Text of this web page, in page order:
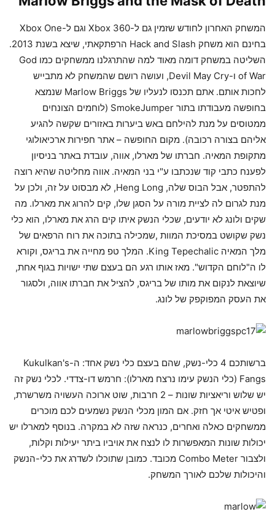
המשחק האחרון לחודש שזמין גם ל-Xbox 360 וגם ל-Xbox One
בחינם הוא משחק Hack and Slash הרפתקאתי, שיצא בשנת 2013.
השליטה במשחק דומה מאוד למה שהתרגלנו ממשחקים כמו God
of War ו-Devil May Cry, ועושה רושם שהמשחק לא מתבייש
לחכות אותם. אתם תכנסו לנעליו של Marlow Briggs שנמצא
בחופשה מעבודתו בתור SmokeJumper (לוחמים הצונחים
ממטוסים על מנת להילחם באש ביערות באזורים שקשה להגיע
אליהם בצורה רכובה). מקום החופשה – אתר חפירות ארכיאולוגי
מתקופת המאיה. חברתו של מארלו, אווה, עובדת באתר בניסיון
לפענח כתבי קוד שנכתבו ע"י בני המאיה. אווה מחליטה שהיא רוצה
להתפטר, אבל הבוס שלה, Heng Long, לא מבסוט על זה, ולכן על
מנת לגרום לה לציית מורה על הסגן שלו, קים להרוג את מארלו. מה
שקים ולונג לא יודעים, שכלי הנשק איתו קים הרג את מארלו, הוא כלי
נשק שקושט במסיכת המוות ,שמכילה בתוכה את רוח הרפאים של
מלך המאיה King Tepechalic. המלך טפ מחייה את בריגס, וקורא
לו ה"לוחם הקדוש". מאז אותו רגע הם בעצם שתי ישויות בגוף אחת,
שיוצאת לנקום את מותו של בריגס, להציל את חברתו אווה, ולסגור
את העסק המפוקפק של לונג.
ברשותכם 4 כלי-נשק, שהם בעצם כלי נשק אחד: ה-Kukulkan's
Fangs (כלי הנשק עימו נרצח מארלו): חרמש דו-צדדי. לכלי נשק זה
יש שלוש וריאציות שונות – 2 חרבות, שוט ארוכה העשויה משרשרת,
ופטיש איטי אך חזק. אם המון מכלי הנשק נשמעים לכם מוכרים
ממשחקים כאלה ואחרים, כנראה שזה לא במקרה. בנוסף למארלו יש
יכולות שונות המאפשרות לו לנצח את אויביו ביתר יעילות וקלות,
ולצבור Combo Meter מכובד. כמובן שתוכלו לשדרג את כלי-הנשק
והיכולות שלכם לאורך המשחק.